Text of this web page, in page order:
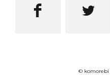
 
© komorebi